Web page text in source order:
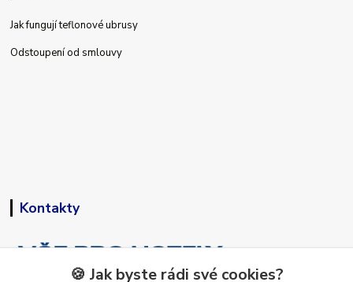
Jak fungují teflonové ubrusy
Odstoupení od smlouvy
Kontakty
🍪 Jak byste rádi své cookies?